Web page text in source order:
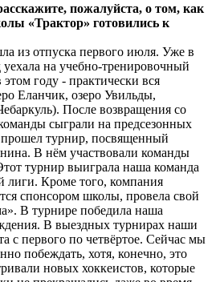
пожалуйста, о том, как
«Трактор» готовились к
из отпуска первого июля. Уже в
уехала на учебно-тренировочный
году - практически вся
Еланчик, озеро Увильды,
После возвращения со
сыграли на предсезонных
турнир, посвященный
В нём участвовали команды
турнир выиграла наша команда
лиги. Кроме того, компания
спонсором школы, провела свой
В турнире победила наша
В выездных турнирах наши
с первого по четвёртое. Сейчас мы
побеждать, хотя, конечно, это
новых хоккеистов, которые